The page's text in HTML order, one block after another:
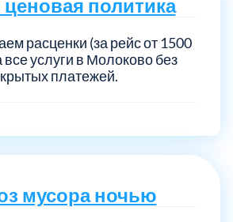
ценовая политика
расценки (за рейс от 1500
все услуги в Молоково без
платежей.
мусора ночью